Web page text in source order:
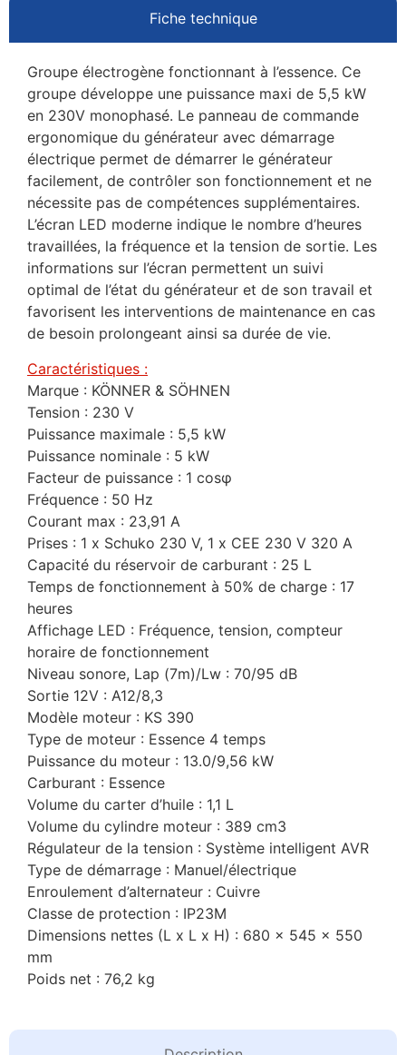
Fiche technique
Groupe électrogène fonctionnant à l’essence. Ce
groupe développe une puissance maxi de 5,5 kW
en 230V monophasé. Le panneau de commande
ergonomique du générateur avec démarrage
électrique permet de démarrer le générateur
facilement, de contrôler son fonctionnement et ne
nécessite pas de compétences supplémentaires.
L’écran LED moderne indique le nombre d’heures
travaillées, la fréquence et la tension de sortie. Les
informations sur l’écran permettent un suivi
optimal de l’état du générateur et de son travail et
favorisent les interventions de maintenance en cas
de besoin prolongeant ainsi sa durée de vie.
Caractéristiques :
Marque : KÖNNER & SÖHNEN
Tension : 230 V
Puissance maximale : 5,5 kW
Puissance nominale : 5 kW
Facteur de puissance : 1 cosφ
Fréquence : 50 Hz
Courant max : 23,91 A
Prises : 1 x Schuko 230 V, 1 x CEE 230 V 320 A
Capacité du réservoir de carburant : 25 L
Temps de fonctionnement à 50% de charge : 17
heures
Affichage LED : Fréquence, tension, compteur
horaire de fonctionnement
Niveau sonore, Lap (7m)/Lw : 70/95 dB
Sortie 12V : А12/8,3
Modèle moteur : KS 390
Type de moteur : Essence 4 temps
Puissance du moteur : 13.0/9,56 kW
Carburant : Essence
Volume du carter d’huile : 1,1 L
Volume du cylindre moteur : 389 cm3
Régulateur de la tension : Système intelligent AVR
Type de démarrage : Manuel/électrique
Enroulement d’alternateur : Сuivre
Classe de protection : IP23M
Dimensions nettes (L x L x H) : 680 × 545 × 550
mm
Poids net : 76,2 kg